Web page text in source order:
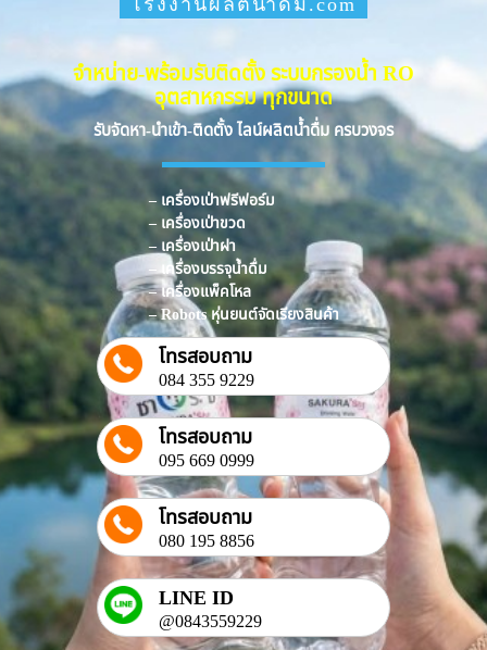
จำหน่าย-พร้อมรับติดตั้ง ระบบกรองน้ำ RO
อุตสาหกรรม ทุกขนาด
รับจัดหา-นำเข้า-ติดตั้ง ไลน์ผลิตน้ำดื่ม ครบวงจร
– เครื่องเป่าฟรีฟอร์ม
– เครื่องเป่าขวด
– เครื่องเป่าฝา
– เครื่องบรรจุน้ำดื่ม
– เครื่องแพ็คโหล
– Robots หุ่นยนต์จัดเรียงสินค้า
โทรสอบถาม
084 355 9229
โทรสอบถาม
095 669 0999
โทรสอบถาม
080 195 8856
LINE ID
@0843559229